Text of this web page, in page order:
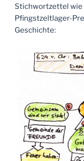
Stichwortzettel wie
Pfingstzeltlager-
Geschichte: